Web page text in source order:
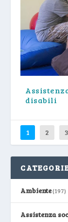
disabili
1 2 3
Ambiente(197)
Assistenza